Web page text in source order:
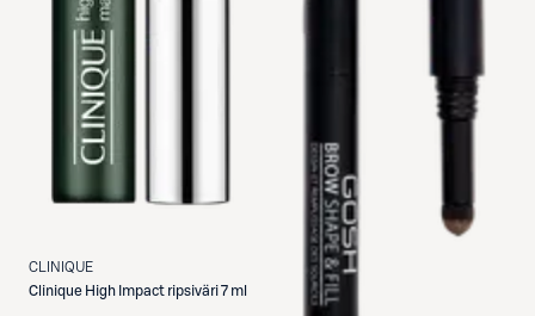
CLINIQUE
Clinique High Impact ripsiväri 7 ml